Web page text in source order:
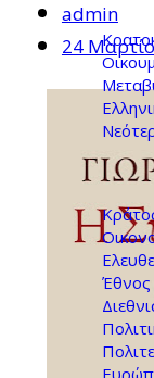
Έθνος
admin
24